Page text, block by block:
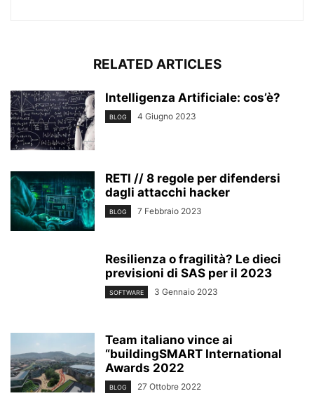
RELATED ARTICLES
Intelligenza Artificiale: cos’è?
BLOG 4 Giugno 2023
RETI // 8 regole per difendersi
dagli attacchi hacker
BLOG 7 Febbraio 2023
Resilienza o fragilità? Le dieci
previsioni di SAS per il 2023
SOFTWARE 3 Gennaio 2023
Team italiano vince ai
“buildingSMART International
Awards 2022
BLOG 27 Ottobre 2022